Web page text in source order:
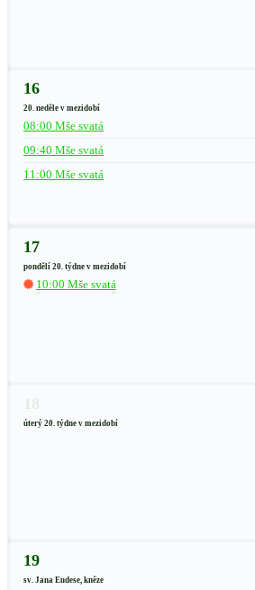
16
20. neděle v mezidobí
08:00 Mše svatá
09:40 Mše svatá
11:00 Mše svatá
17
pondělí 20. týdne v mezidobí
10:00 Mše svatá
18
úterý 20. týdne v mezidobí
19
sv. Jana Eudese, kněze